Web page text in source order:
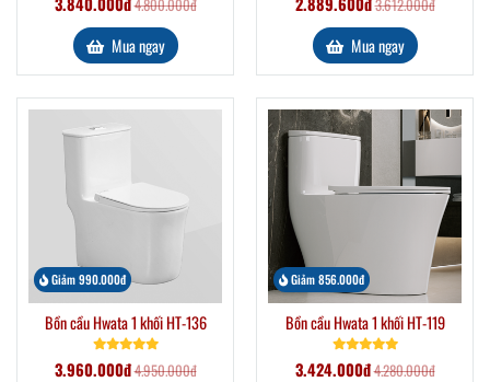
4.800.000đ
Mua ngay
3.612.000đ
Mua ngay
Giảm 990.000đ
Bồn cầu Hwata 1 khối HT-136
3.960.000đ4.950.000đ
Giảm 856.000đ
Bồn cầu Hwata 1 khối HT-119
3.424.000đ4.280.000đ